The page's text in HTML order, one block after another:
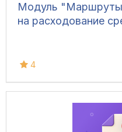
Модуль "Маршруты
на расходование
4